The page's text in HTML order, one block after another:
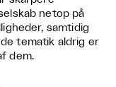
netop på
samtidig
tematik aldrig er
dem.